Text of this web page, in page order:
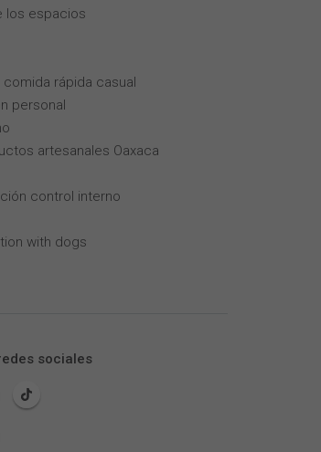
los espacios
rápida casual
personal
artesanales Oaxaca
control interno
with dogs
sociales